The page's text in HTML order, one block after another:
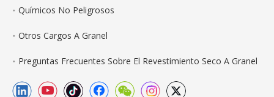
Químicos No Peligrosos
Otros Cargos A Granel
Preguntas Frecuentes Sobre El Revestimiento Seco A Granel